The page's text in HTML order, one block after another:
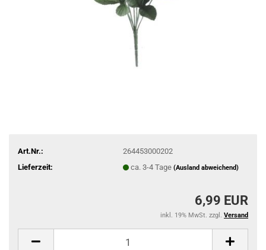
Art.Nr.:
264453000202
Lieferzeit:
ca. 3-4 Tage (Ausland abweichend)
6,99 EUR
inkl. 19% MwSt. zzgl. Versand